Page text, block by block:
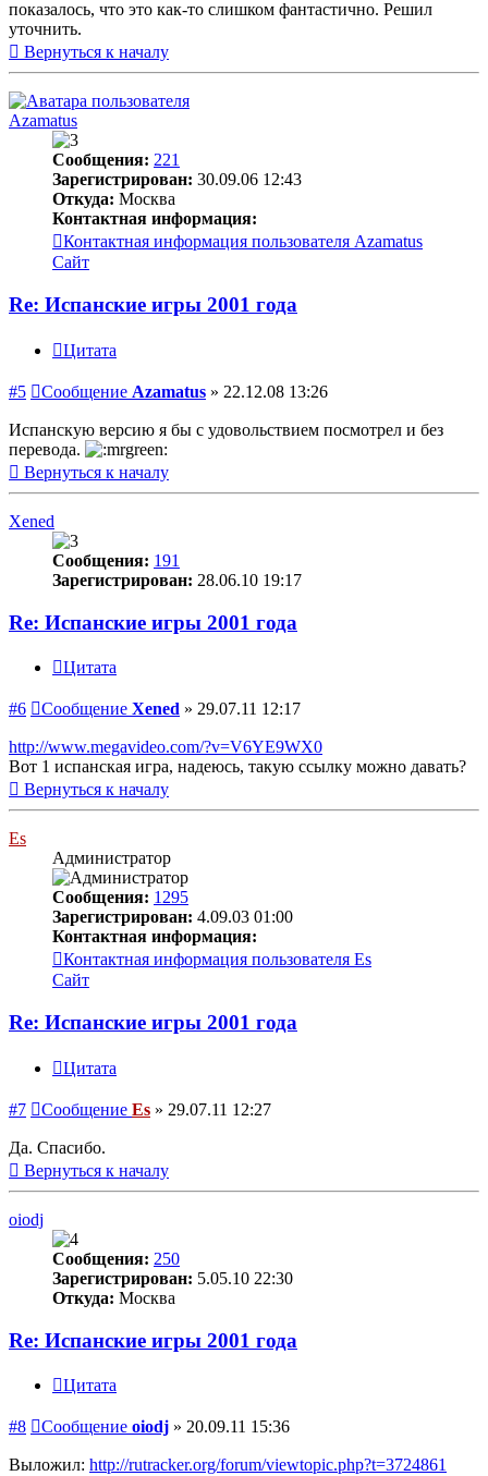
показалось, что это как-то слишком фантастично. Решил
уточнить.
Вернуться к началу
Azamatus
Сообщения: 221
Зарегистрирован: 30.09.06 12:43
Откуда: Москва
Контактная информация:
Контактная информация пользователя Azamatus
Сайт
Re: Испанские игры 2001 года
Цитата
#5 Сообщение Azamatus » 22.12.08 13:26
Испанскую версию я бы с удовольствием посмотрел и без
перевода.
Вернуться к началу
Xened
Сообщения: 191
Зарегистрирован: 28.06.10 19:17
Re: Испанские игры 2001 года
Цитата
#6 Сообщение Xened » 29.07.11 12:17
http://www.megavideo.com/?v=V6YE9WX0
Вот 1 испанская игра, надеюсь, такую ссылку можно давать?
Вернуться к началу
Es
Администратор
Сообщения: 1295
Зарегистрирован: 4.09.03 01:00
Контактная информация:
Контактная информация пользователя Es
Сайт
Re: Испанские игры 2001 года
Цитата
#7 Сообщение Es » 29.07.11 12:27
Да. Спасибо.
Вернуться к началу
oiodj
Сообщения: 250
Зарегистрирован: 5.05.10 22:30
Откуда: Москва
Re: Испанские игры 2001 года
Цитата
#8 Сообщение oiodj » 20.09.11 15:36
Выложил: http://rutracker.org/forum/viewtopic.php?t=3724861